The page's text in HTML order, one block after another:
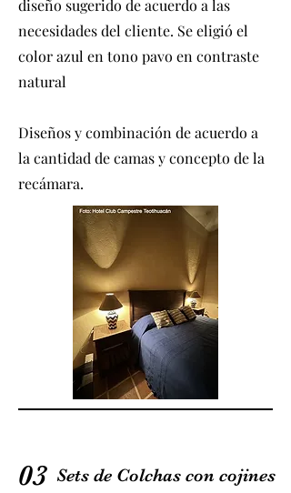
diseño sugerido de acuerdo a las
necesidades del cliente. Se eligió el
color azul en tono pavo en contraste
natural
Diseños y combinación de acuerdo a
la cantidad de camas y concepto de la
recámara.
03 Sets de Colchas con cojines